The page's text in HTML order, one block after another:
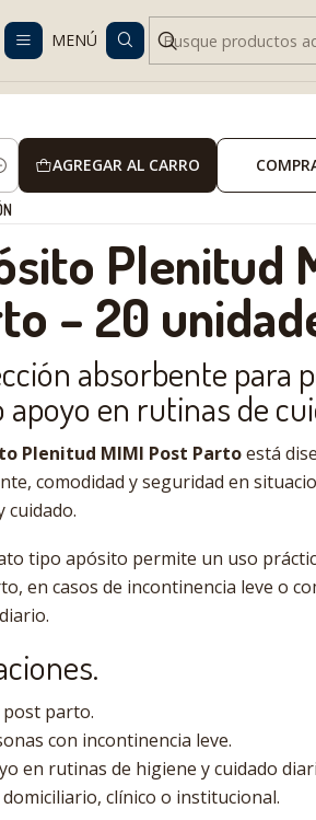
MENÚ
las condiciones.
Apósito Plenitud MIMI Incontinencia
AGREGAR AL CARRO
Plenitud
– 20
absorbente para
apoyo en rutinas de
Plenitud MIMI Post Partoestá
comodidad y seguridad en
cuidado.
tipo apósito permite un uso
en casos de incontinencia leve o
post parto.
con incontinencia leve.
en rutinas de higiene y cuidado
domiciliario, clínico o institucional.